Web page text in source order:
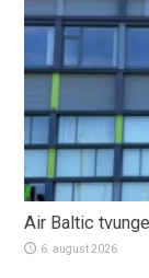
Air Baltic
6. august 2026